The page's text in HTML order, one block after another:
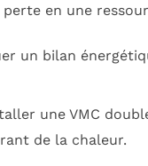
en une
un bilan
une VMC
de la chaleur.